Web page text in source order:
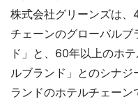
株式会社グリーンズは
チェーンのグローバルブ
ド」と、60年以上のホ
ルブランド」とのシナ
ランドのホテルチェーン